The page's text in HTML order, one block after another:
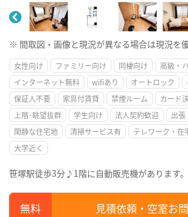
※ 間取図・画像と現況が異なる場合は現況を優
女性向け ファミリー向け 同棲向け 高級・
インターネット無料
wifiあり オートロック
保証人不要
家具付賃貸 禁煙ルーム
カード
上階･眺望抜群
学生向け 法人契約歓迎
出張
閑静な住宅地
清掃サービス有 テレワーク・在
大学近く
笹塚駅徒歩3分♪1階に自動販売機があります。
見積依頼・空室お